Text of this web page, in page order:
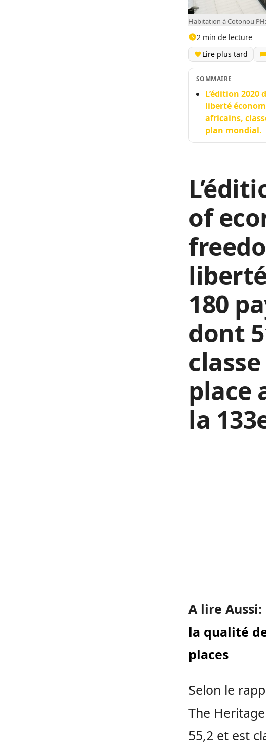
Habitation à Cotonou
2 min de lecture
Lire plus tard
SOMMAIRE
L’édition 2020
liberté
africains,
plan mondial.
of
180
dont
place
la
A lire Aussi:
la qualité
places
Selon le
The
55,2 et est